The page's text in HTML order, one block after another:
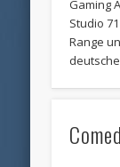
Gaming
Studio
Range